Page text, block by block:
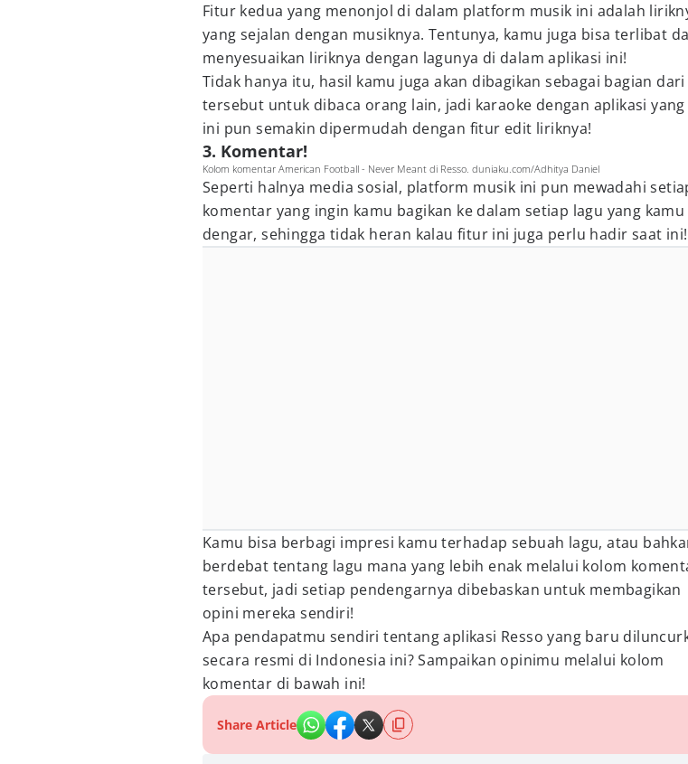
Fitur kedua yang menonjol di dalam platform musik ini adalah
yang sejalan dengan musiknya. Tentunya, kamu juga bisa terlibat
menyesuaikan liriknya dengan lagunya di dalam aplikasi ini!
Tidak hanya itu, hasil kamu juga akan dibagikan sebagai bagian dari
tersebut untuk dibaca orang lain, jadi karaoke dengan aplikasi yang
ini pun semakin dipermudah dengan fitur edit liriknya!
3. Komentar!
Kolom komentar American Football - Never Meant di Resso. duniaku.com/Adhitya Daniel
Seperti halnya media sosial, platform musik ini pun mewadahi
komentar yang ingin kamu bagikan ke dalam setiap lagu yang kamu
dengar, sehingga tidak heran kalau fitur ini juga perlu hadir saat ini!
Kamu bisa berbagi impresi kamu terhadap sebuah lagu, atau
berdebat tentang lagu mana yang lebih enak melalui kolom
tersebut, jadi setiap pendengarnya dibebaskan untuk membagikan
opini mereka sendiri!
Apa pendapatmu sendiri tentang aplikasi Resso yang baru
secara resmi di Indonesia ini? Sampaikan opinimu melalui kolom
komentar di bawah ini!
Share Article